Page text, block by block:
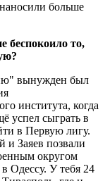
больше
беспокоило то,
вынужден был
института, когда
успел сыграть в
в Первую лигу.
и Заяев позвали
округом
Одессу. У тебя 24